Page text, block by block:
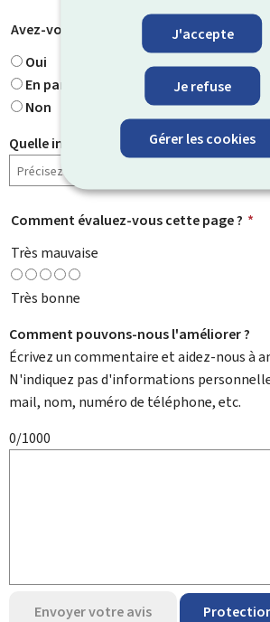
J'accepte
Je refuse
Gérer les cookies
Avez-vous trouvé ce que vous cherchiez ?
Oui
En partie
Non
Quelle information cherchiez-vous ?
Comment évaluez-vous cette page ? *
Très mauvaise
Très bonne
Comment pouvons-nous l'améliorer ?
Écrivez un commentaire et aidez-nous à
N'indiquez pas d'informations
mail, nom, numéro de téléphone, etc.
0/1000
Envoyer votre avis